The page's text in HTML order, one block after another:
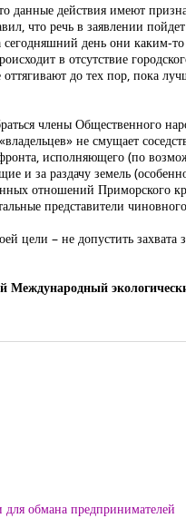
действия имеют
что речь в заявлении
день они каким-
в отсутствие
до тех пор, пока
члены Общественного
не смущает
исполняющего (по
и за раздачу земель
отношений
представители
цели – не допустить
Международный
обмана предпринимателей